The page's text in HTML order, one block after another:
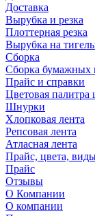
Доставка
Вырубка и резка
Плоттерная резка
Вырубка на
Сборка
Сборка бумажных
Прайс и справки
Цветовая палитра
Шнурки
Хлопковая лента
Репсовая лента
Атласная лента
Прайс, цвета,
Прайс
Отзывы
О Компании
О компании